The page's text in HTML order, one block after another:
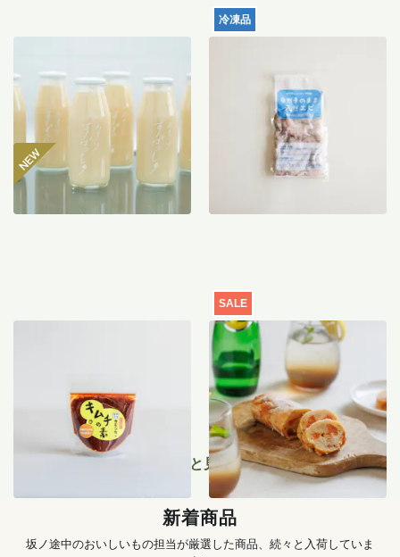
甘酒すぱっしゅ
送料込 3,560
冷凍品
クス）120g
1,456
SALE
【特別価格】瀬戸内レモン
のサマーシュトーレン 200g
2,519 円
もっと見る
新着商品
坂ノ途中のおいしいもの担当が厳選した商品、続々と入荷していま